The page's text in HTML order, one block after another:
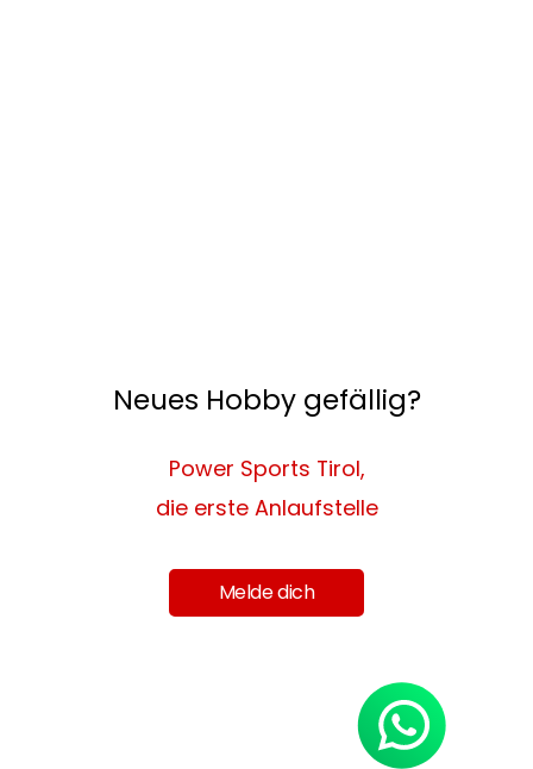
Neues Hobby gefällig?
Power Sports Tirol,
die erste Anlaufstelle
Melde dich